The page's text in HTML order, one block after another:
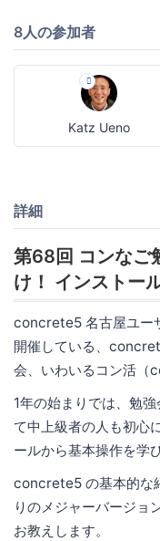
8人の参加者
Katz Ueno
詳細
第68回 コンなご
け！ インストー
concrete5 名古屋ユー
開催している、
会、いわいるコン活（
1年の始まりでは、勉
て中上級者の人も初心
ールから基本操作を学
concrete5 の基本的な
りのメジャーバージョ
お教えします。